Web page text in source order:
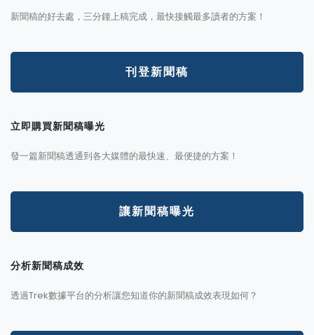
新聞稿的好去處，三分鐘上稿完成，最快接觸最多讀者的方案！
刊登新聞稿
立即購買新聞稿曝光
發一篇新聞稿透通到各大媒體的最快速、最便捷的方案！
讓新聞稿曝光
分析新聞稿成效
透過Trek數據平台的分析讓您知道你的新聞稿成效表現如何？